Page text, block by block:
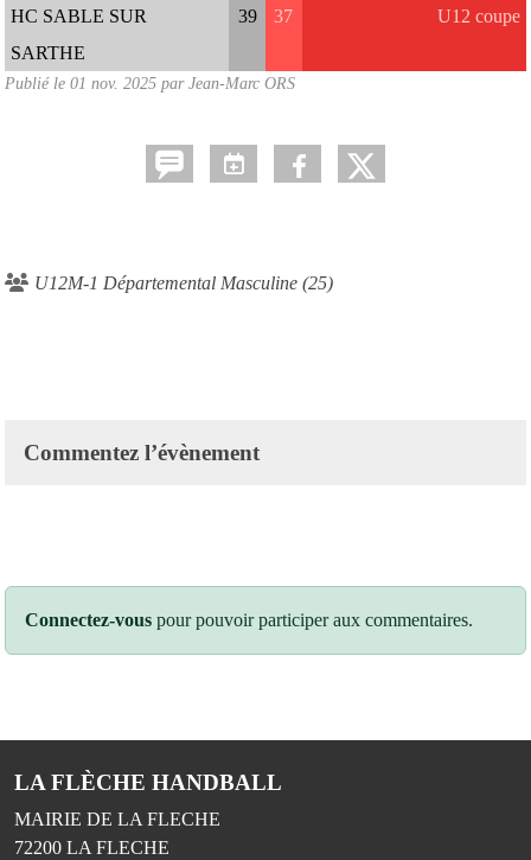
HC SABLE SUR
SARTHE
39 37 U12 coupe
Publié le 01 nov. 2025 par Jean-Marc ORS
U12M-1 Départemental Masculine (25)
Commentez l’évènement
Connectez-vous pour pouvoir participer aux commentaires.
LA FLÈCHE HANDBALL
MAIRIE DE LA FLECHE
72200 LA FLECHE